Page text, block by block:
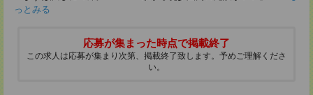
っとみる
応募が集まった時点で掲載終了
この求人は応募が集まり次第、掲載終了致します。予めご理解くださ
い。